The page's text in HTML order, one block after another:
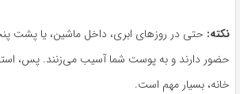
نکته:
حضور دارند و به پوست شما آسیب می‌زنند. پس،
خانه، بسیار مهم است.